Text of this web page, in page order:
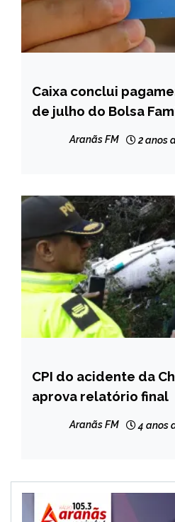
BRASIL
NOTÍCIAS
Caixa conclui
de julho do Bolsa
Aranãs FM 2 anos
BRASIL
NOTÍCIAS
CPI do acidente da
aprova relatório final
Aranãs FM 4 anos